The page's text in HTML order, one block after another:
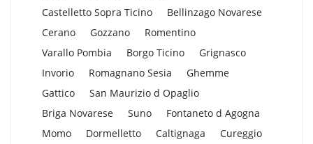
Castelletto Sopra Ticino
Bellinzago Novarese
Cerano
Gozzano
Romentino
Varallo Pombia
Borgo Ticino
Grignasco
Invorio
Romagnano Sesia
Ghemme
Gattico
San Maurizio d Opaglio
Briga Novarese
Suno
Fontaneto d Agogna
Momo
Dormelletto Caltignaga
Cureggio